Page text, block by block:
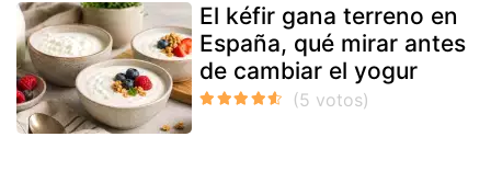
El kéfir gana terreno en
España, qué mirar antes
de cambiar el yogur